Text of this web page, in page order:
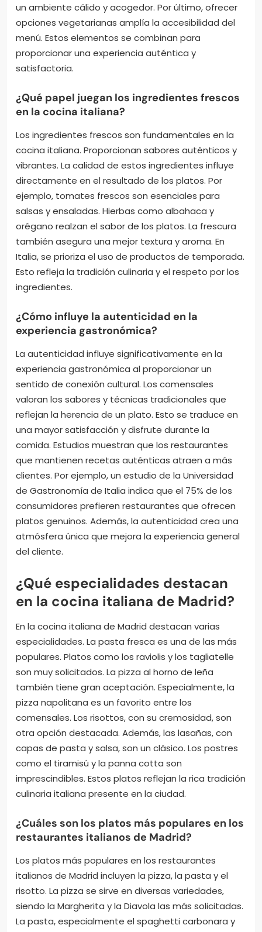
un ambiente cálido y acogedor. Por último, ofrecer
opciones vegetarianas amplía la accesibilidad del
menú. Estos elementos se combinan para
proporcionar una experiencia auténtica y
satisfactoria.
¿Qué papel juegan los ingredientes frescos
en la cocina italiana?
Los ingredientes frescos son fundamentales en la
cocina italiana. Proporcionan sabores auténticos y
vibrantes. La calidad de estos ingredientes influye
directamente en el resultado de los platos. Por
ejemplo, tomates frescos son esenciales para
salsas y ensaladas. Hierbas como albahaca y
orégano realzan el sabor de los platos. La frescura
también asegura una mejor textura y aroma. En
Italia, se prioriza el uso de productos de temporada.
Esto refleja la tradición culinaria y el respeto por los
ingredientes.
¿Cómo influye la autenticidad en la
experiencia gastronómica?
La autenticidad influye significativamente en la
experiencia gastronómica al proporcionar un
sentido de conexión cultural. Los comensales
valoran los sabores y técnicas tradicionales que
reflejan la herencia de un plato. Esto se traduce en
una mayor satisfacción y disfrute durante la
comida. Estudios muestran que los restaurantes
que mantienen recetas auténticas atraen a más
clientes. Por ejemplo, un estudio de la Universidad
de Gastronomía de Italia indica que el 75% de los
consumidores prefieren restaurantes que ofrecen
platos genuinos. Además, la autenticidad crea una
atmósfera única que mejora la experiencia general
del cliente.
¿Qué especialidades destacan
en la cocina italiana de Madrid?
En la cocina italiana de Madrid destacan varias
especialidades. La pasta fresca es una de las más
populares. Platos como los raviolis y los tagliatelle
son muy solicitados. La pizza al horno de leña
también tiene gran aceptación. Especialmente, la
pizza napolitana es un favorito entre los
comensales. Los risottos, con su cremosidad, son
otra opción destacada. Además, las lasañas, con
capas de pasta y salsa, son un clásico. Los postres
como el tiramisú y la panna cotta son
imprescindibles. Estos platos reflejan la rica tradición
culinaria italiana presente en la ciudad.
¿Cuáles son los platos más populares en los
restaurantes italianos de Madrid?
Los platos más populares en los restaurantes
italianos de Madrid incluyen la pizza, la pasta y el
risotto. La pizza se sirve en diversas variedades,
siendo la Margherita y la Diavola las más solicitadas.
La pasta, especialmente el spaghetti carbonara y